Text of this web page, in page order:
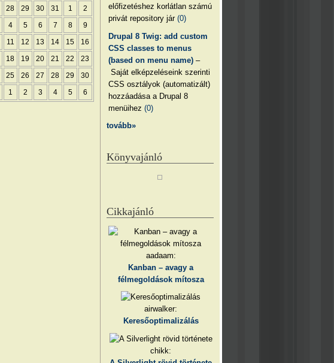
előfizetéshez korlátlan számú
privát repository jár(0)
Drupal 8 Twig: add custom
CSS classes to menus
(based on menu name) –
Saját elképzeléseink szerinti
CSS osztályok (automatizált)
hozzáadása a Drupal 8
menüihez(0)
tovább»
Könyvajánló
Cikkajánló
aadaam:
Kanban – avagy a
félmegoldások mítosza
airwalker:
Keresőoptimalizálás
chikk:
28 29 30 31 1 2
4 5 6 7 8 9
11 12 13 14 15 16
18 19 20 21 22 23
25 26 27 28 29 30
1 2 3 4 5 6